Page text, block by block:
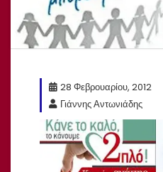
28 Φεβρουαρίου, 2012
Γιάννης Αντωνιάδης